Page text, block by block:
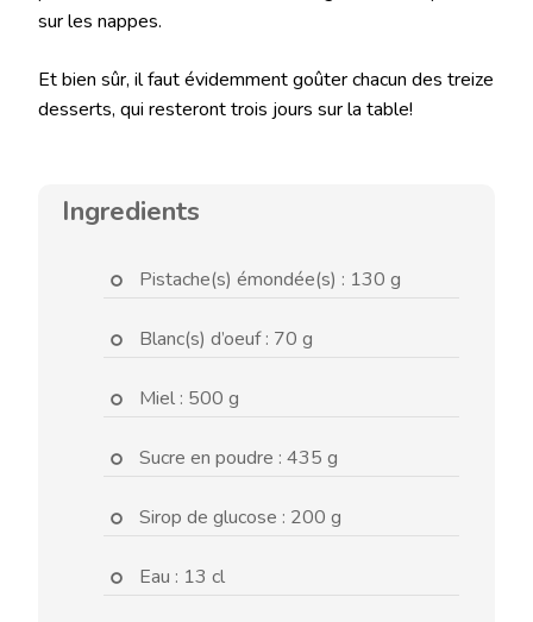
sur les nappes.
Et bien sûr, il faut évidemment goûter chacun des treize
desserts, qui resteront trois jours sur la table!
Ingredients
Pistache(s) émondée(s) : 130 g
Blanc(s) d’oeuf : 70 g
Miel : 500 g
Sucre en poudre : 435 g
Sirop de glucose : 200 g
Eau : 13 cl